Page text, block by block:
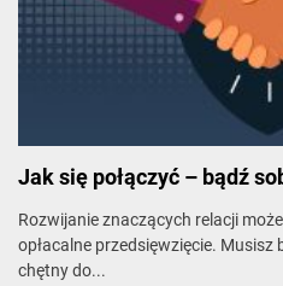
Jak się połączyć – bądź
Rozwijanie znaczących relacji
opłacalne przedsięwzięcie.
chętny do...